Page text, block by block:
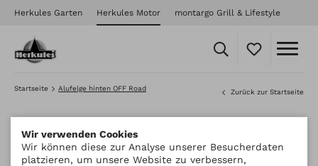
Herkules Garten Herkules Motor montargo Grill & Lifestyle
Startseite Alufelge hinten OFF Road Zurück zur Startseite
Wir verwenden Cookies
Wir können diese zur Analyse unserer Besucherdaten
platzieren, um unsere Website zu verbessern,